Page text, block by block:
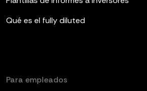
Qué es el fully diluted
Para empleados